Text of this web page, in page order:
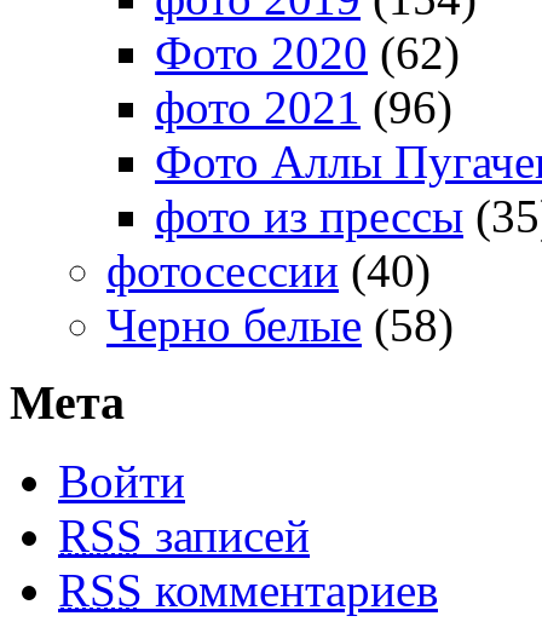
Фото 2020 (62)
фото 2021 (96)
Фото Аллы
фото из прессы
фотосессии (40)
Черно белые (58)
Мета
Войти
RSS записей
RSS комментариев